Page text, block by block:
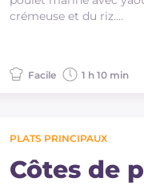
crémeuse et du riz.…
Facile 1 h 10 min
PLATS PRINCIPAUX
Côtes de